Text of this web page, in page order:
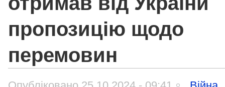
пропозицію щодо
перемовин